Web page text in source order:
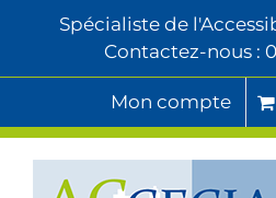
Spécialiste de
Contactez-nous :
Mon compte